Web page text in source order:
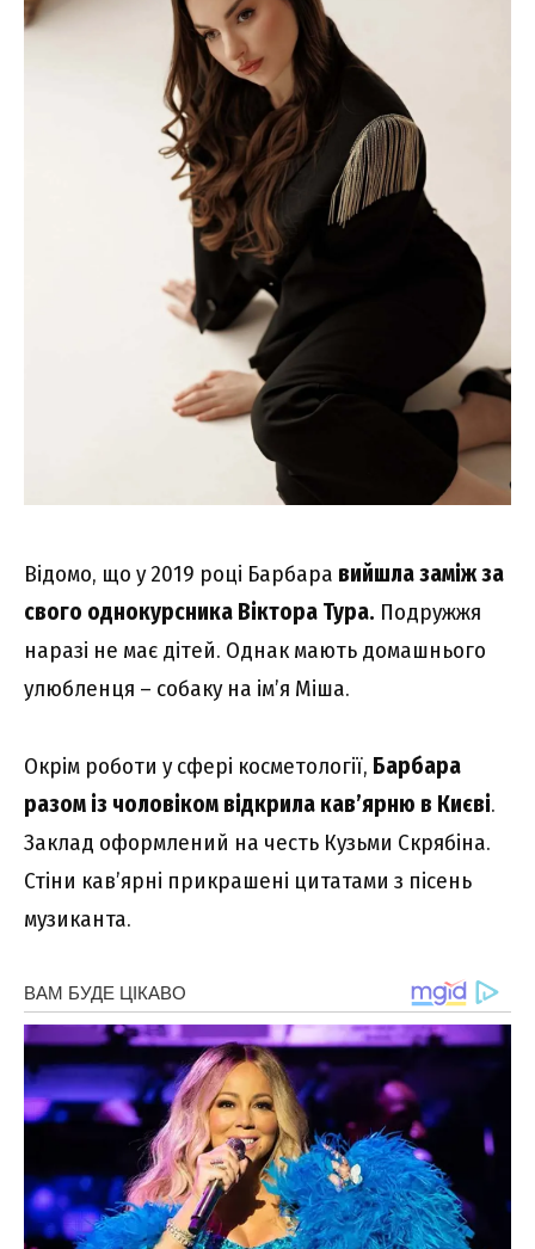
Відомо, що у 2019 році Барбара вийшла заміж за
свого однокурсника Віктора Тура. Подружжя
наразі не має дітей. Однак мають домашнього
улюбленця – собаку на ім’я Міша.
Окрім роботи у сфері косметології, Барбара
разом із чоловіком відкрила кав’ярню в Києві.
Заклад оформлений на честь Кузьми Скрябіна.
Стіни кав’ярні прикрашені цитатами з пісень
музиканта.